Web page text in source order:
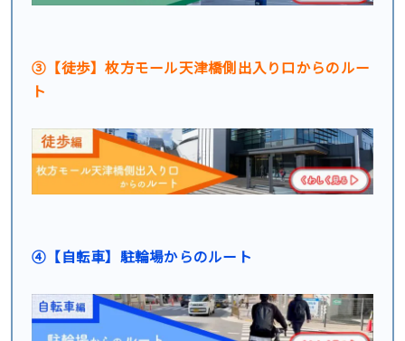
③【徒歩】枚方モール天津橋側出入り口からのルー
ト
④【自転車】駐輪場からのルート